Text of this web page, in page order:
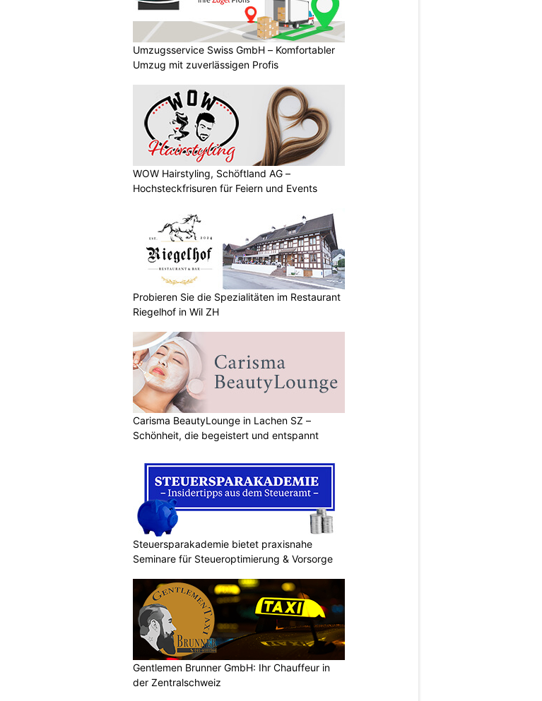
Umzugsservice Swiss GmbH – Komfortabler
Umzug mit zuverlässigen Profis
WOW Hairstyling, Schöftland AG –
Hochsteckfrisuren für Feiern und Events
Probieren Sie die Spezialitäten im Restaurant
Riegelhof in Wil ZH
Carisma BeautyLounge in Lachen SZ –
Schönheit, die begeistert und entspannt
Steuersparakademie bietet praxisnahe
Seminare für Steueroptimierung & Vorsorge
Gentlemen Brunner GmbH: Ihr Chauffeur in
der Zentralschweiz